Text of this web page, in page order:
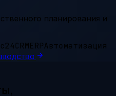
планирования и
CRMERPАвтоматизация